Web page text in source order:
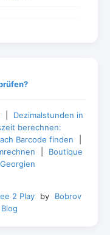
Dezimalstunden in
berechnen:
Barcode finden
Boutique
2 Play by
Bobrov